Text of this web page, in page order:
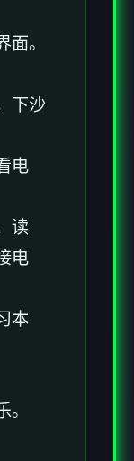
面。
下沙
电
读
电
本